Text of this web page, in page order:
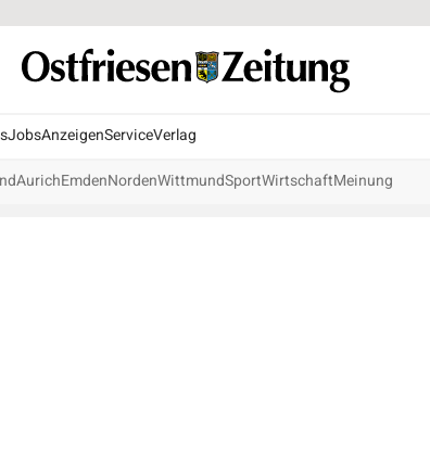
JobsAnzeigenServiceVerlag
AurichEmdenNordenWittmundSportWirtschaftMeinung